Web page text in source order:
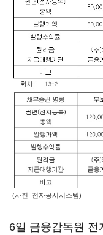
(사진=전자공시시스템)
6일 금융감독원 전